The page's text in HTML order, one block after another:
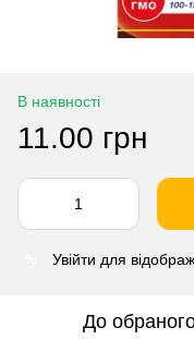
В наявності
11.00 грн
Увійти для
До